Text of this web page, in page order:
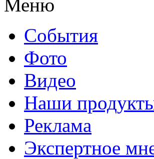
Меню
События
Фото
Видео
Наши
Реклама
Экспертное